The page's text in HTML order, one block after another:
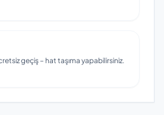
geçiş – hat taşıma yapabilirsiniz.